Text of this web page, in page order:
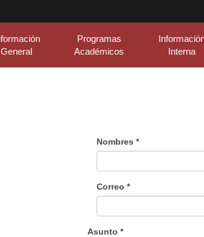
General
Programas
Académicos
Interna
Nombres *
Correo *
Asunto *